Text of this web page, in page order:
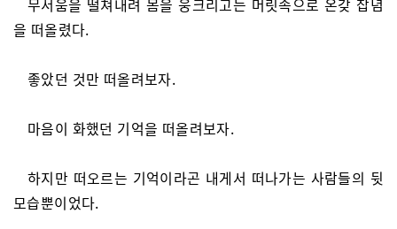
무서움을 떨쳐내려 몸을 웅크리고는 머릿속으로 온갖 잡념
을 떠올렸다.
좋았던 것만 떠올려보자.
마음이 화했던 기억을 떠올려보자.
하지만 떠오르는 기억이라곤 내게서 떠나가는 사람들의 뒷
모습뿐이었다.